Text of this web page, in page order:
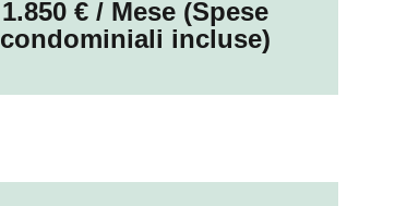
1.850 € / Mese (Spese
condominiali incluse)